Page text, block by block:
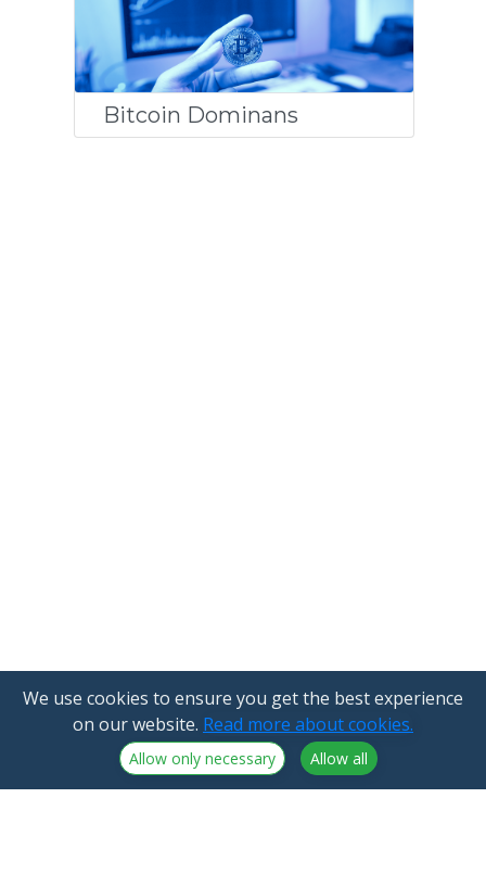
Bitcoin Dominans
We use cookies to ensure you get the best experience
on our website. Read more about cookies.
Allow only necessary Allow all